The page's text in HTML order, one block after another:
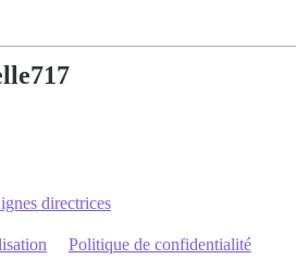
directrices
Politique de confidentialité